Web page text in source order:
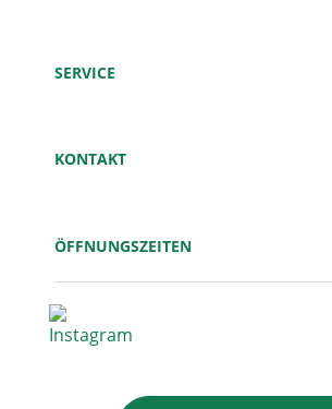
SERVICE
KONTAKT
ÖFFNUNGSZEITEN